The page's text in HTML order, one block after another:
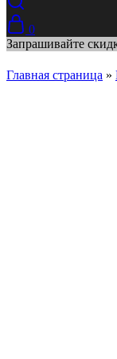
0
Запрашивайте
Главная страница »